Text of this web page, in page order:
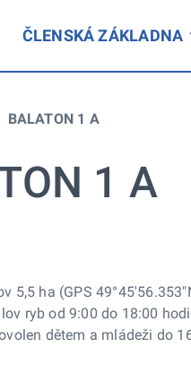
ČLENSKÁ ZÁKLADNA
BALATON 1 A
1 A
5,5 ha (GPS
ryb od 9:00 do 18:00
dětem a mládeži do